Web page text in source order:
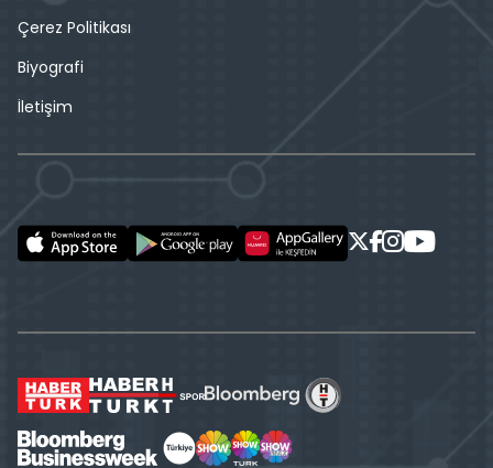
Çerez Politikası
Biyografi
İletişim